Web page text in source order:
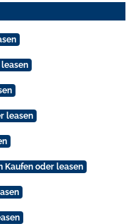
leasen
Kaufen oder leasen